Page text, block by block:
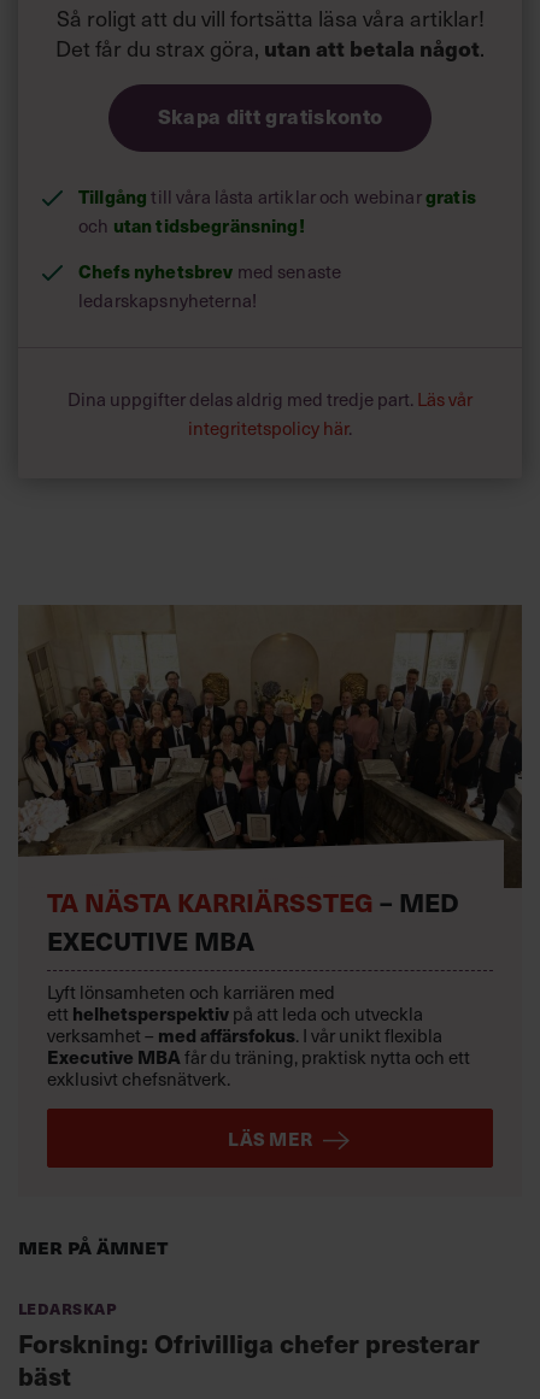
Så roligt att du vill fortsätta läsa våra artiklar!
Det får du strax göra, utan att betala något.
Skapa ditt gratiskonto
Tillgångtill våra låsta artiklar och webinargratis
och utan tidsbegränsning!
Chefs nyhetsbrev med senaste
ledarskapsnyheterna!
Dina uppgifter delas aldrig med tredje part. Läs vår
integritetspolicy här.
Mer på ämnet
Ledarskap
Forskning: Ofrivilliga chefer presterar
bäst
TA NÄSTA KARRIÄRSSTEG – MED
EXECUTIVE MBA
Lyft lönsamheten och karriären med
ett helhetsperspektivpå att leda och utveckla
verksamhet – med affärsfokus. I vår unikt flexibla
Executive MBAfår du träning, praktisk nytta och ett
exklusivt chefsnätverk.
LÄS MER